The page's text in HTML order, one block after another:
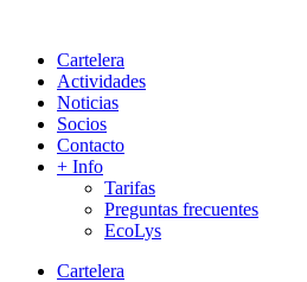
Cartelera
Actividades
Noticias
Socios
Contacto
+ Info
Tarifas
Preguntas frecuentes
EcoLys
Cartelera